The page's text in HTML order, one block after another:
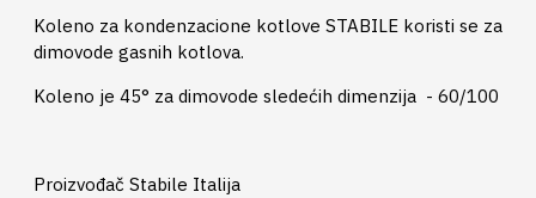
Koleno za kondenzacione kotlove STABILE koristi se za
dimovode gasnih kotlova.
Koleno je 45° za dimovode sledećih dimenzija - 60/100
Proizvođač Stabile Italija